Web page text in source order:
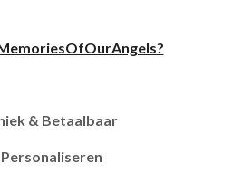
& Betaalbaar